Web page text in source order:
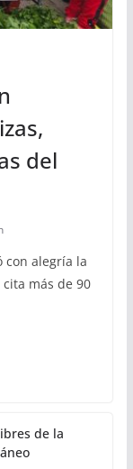
del
con alegría la
más de 90
de la